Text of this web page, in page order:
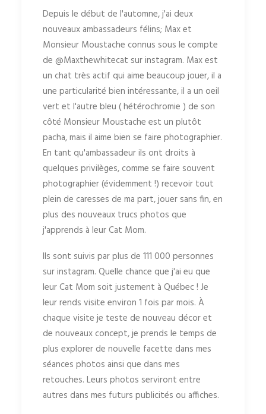
Depuis le début de l'automne, j'ai deux
nouveaux ambassadeurs félins; Max et
Monsieur Moustache connus sous le compte
de @Maxthewhitecat sur instagram. Max est
un chat très actif qui aime beaucoup jouer, il a
une particularité bien intéressante, il a un oeil
vert et l'autre bleu ( hétérochromie ) de son
côté Monsieur Moustache est un plutôt
pacha, mais il aime bien se faire photographier.
En tant qu'ambassadeur ils ont droits à
quelques privilèges, comme se faire souvent
photographier (évidemment !) recevoir tout
plein de caresses de ma part, jouer sans fin, en
plus des nouveaux trucs photos que
j'apprends à leur Cat Mom.
Ils sont suivis par plus de 111 000 personnes
sur instagram. Quelle chance que j'ai eu que
leur Cat Mom soit justement à Québec ! Je
leur rends visite environ 1 fois par mois. À
chaque visite je teste de nouveau décor et
de nouveaux concept, je prends le temps de
plus explorer de nouvelle facette dans mes
séances photos ainsi que dans mes
retouches. Leurs photos serviront entre
autres dans mes futurs publicités ou affiches.